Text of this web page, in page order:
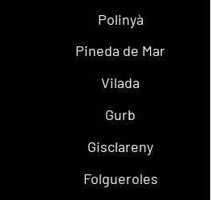
Polinyà
Pineda de Mar
Vilada
Gurb
Gisclareny
Folgueroles